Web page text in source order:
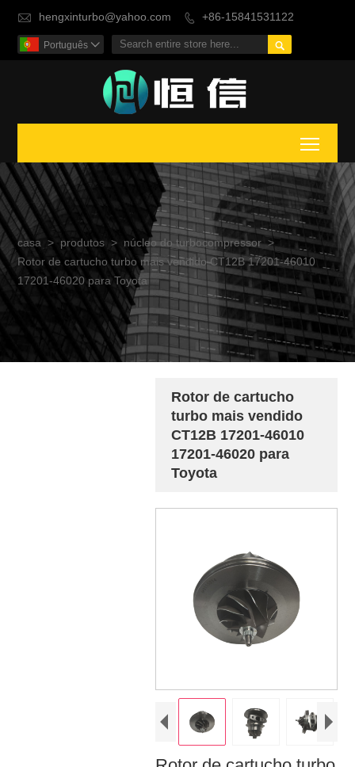
 hengxinturbo@yahoo.com  +86-15841531122

Português 
casa > produtos > núcleo do turbocompressor >
Rotor de cartucho turbo mais vendido CT12B 17201-46010
17201-46020 para Toyota
Rotor de cartucho
turbo mais vendido
CT12B 17201-46010
17201-46020 para
Toyota